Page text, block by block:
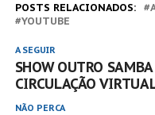
POSTS RELACIONADOS:
YOUTUBE
A SEGUIR
SHOW OUTRO
CIRCULAÇÃO
NÃO PERCA